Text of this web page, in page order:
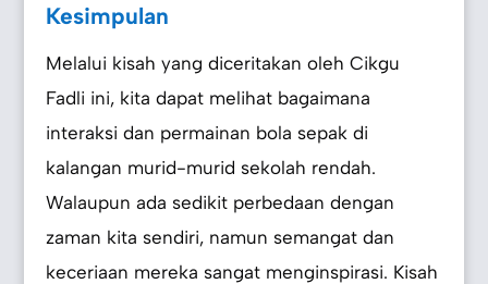
Kesimpulan
Melalui kisah yang diceritakan oleh Cikgu
Fadli ini, kita dapat melihat bagaimana
interaksi dan permainan bola sepak di
kalangan murid-murid sekolah rendah.
Walaupun ada sedikit perbedaan dengan
zaman kita sendiri, namun semangat dan
keceriaan mereka sangat menginspirasi. Kisah